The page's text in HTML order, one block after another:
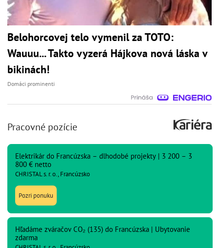
Belohorcovej telo vymenil za TOTO:
Wauuu... Takto vyzerá Hájkova nová láska v
bikinách!
Domáci prominenti
Pracovné pozície
Elektrikár do Francúzska – dlhodobé projekty | 3 200 – 3
800 € netto
CHRISTAL s. r. o., Francúzsko
Pozri ponuku
Hľadáme zváračov CO₂ (135) do Francúzska | Ubytovanie
zdarma